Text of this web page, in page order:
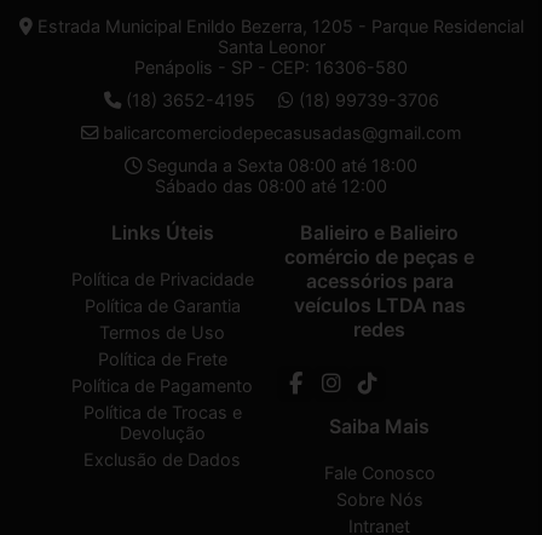
Estrada Municipal Enildo Bezerra, 1205 - Parque Residencial
Santa Leonor
Penápolis - SP - CEP: 16306-580
(18) 3652-4195
(18) 99739-3706
balicarcomerciodepecasusadas@gmail.com
Segunda a Sexta 08:00 até 18:00
Sábado das 08:00 até 12:00
Links Úteis
Política de Privacidade
Política de Garantia
Termos de Uso
Política de Frete
Política de Pagamento
Política de Trocas e
Devolução
Exclusão de Dados
Balieiro e Balieiro
comércio de peças e
acessórios para
veículos LTDA nas
redes
Saiba Mais
Fale Conosco
Sobre Nós
Intranet